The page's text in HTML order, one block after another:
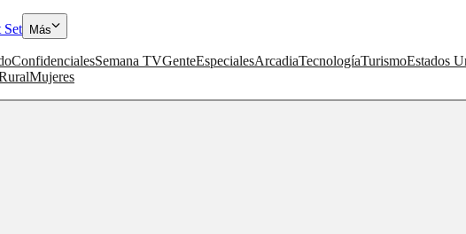
Set Más
ConfidencialesSemana TVGenteEspecialesArcadiaTecnologíaTurismoEstados
Mujeres